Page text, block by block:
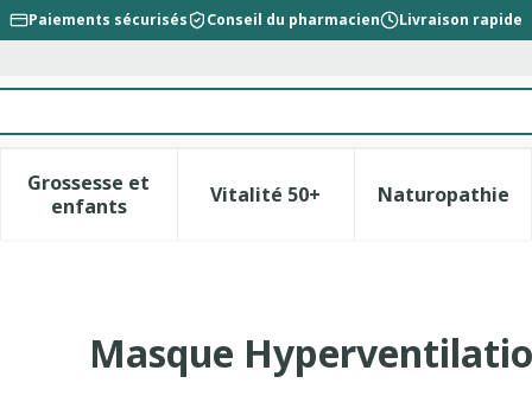
Paiements sécurisés Conseil du pharmacien Livraison rapide
catégorie Beauté, soins et hygiène
sous-menu pour la catégorie Régime, alimentation &
Grossesse et
enfants
Afficher le sous-menu pour la catégorie
Vitalité 50+Afficher le sous-menu pour
Naturopathie
Afficher
Sac
Masque